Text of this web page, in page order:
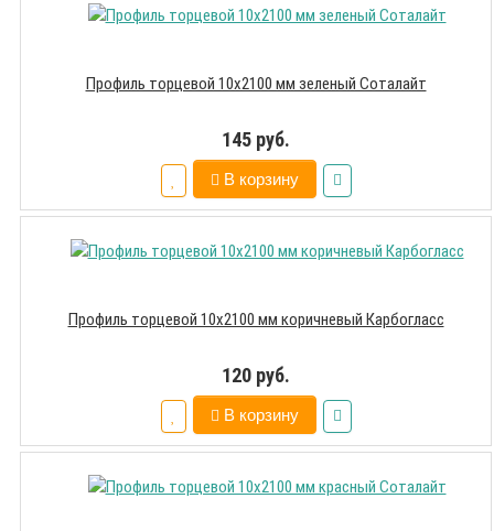
Профиль торцевой 10х2100 мм зеленый Соталайт
145 руб.
В корзину
Профиль торцевой 10х2100 мм коричневый Карбогласс
120 руб.
В корзину